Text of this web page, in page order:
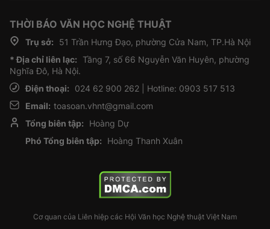
THỜI BÁO VĂN HỌC NGHỆ THUẬT
Trụ sở:
51 Trần Hưng Đạo, phường Cửa Nam, TP.Hà Nội
* Địa chỉ liên lạc: Tầng 7, số 66 Nguyễn Văn Huyên, phường
Nghĩa Đô, Hà Nội.
Điện thoại:
024 62 900 262 | Hotline: 0903 517 513
Email: toasoan.vhnt@gmail.com
Tổng biên tập:
Hoàng Dự
Phó Tổng biên tập:
Hoàng Thanh Xuân
Cơ quan của Liên hiệp các Hội Văn học Nghệ thuật Việt Nam